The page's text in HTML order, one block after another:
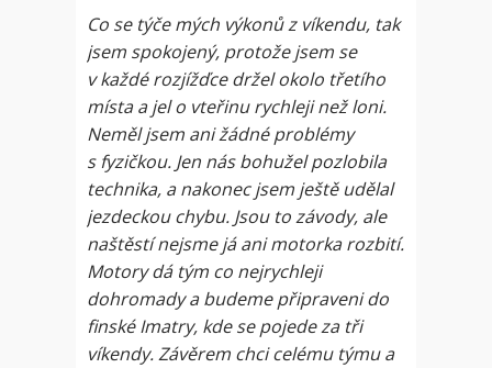
Co se týče mých výkonů z víkendu, tak
jsem spokojený, protože jsem se
v každé rozjížďce držel okolo třetího
místa a jel o vteřinu rychleji než loni.
Neměl jsem ani žádné problémy
s fyzičkou. Jen nás bohužel pozlobila
technika, a nakonec jsem ještě udělal
jezdeckou chybu. Jsou to závody, ale
naštěstí nejsme já ani motorka rozbití.
Motory dá tým co nejrychleji
dohromady a budeme připraveni do
finské Imatry, kde se pojede za tři
víkendy. Závěrem chci celému týmu a